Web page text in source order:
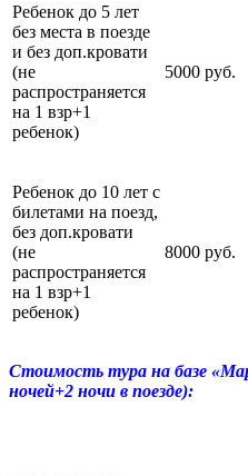
Ребенок до 5 лет
без места в поезде
и без доп.кровати
(не
распространяется
на 1 взр+1
ребенок)
5000 руб.
Ребенок до 10 лет с
билетами на поезд,
без доп.кровати
(не
распространяется
на 1 взр+1
ребенок)
8000 руб.
Стоимость тура на базе
ночей+2 ночи в поезде):